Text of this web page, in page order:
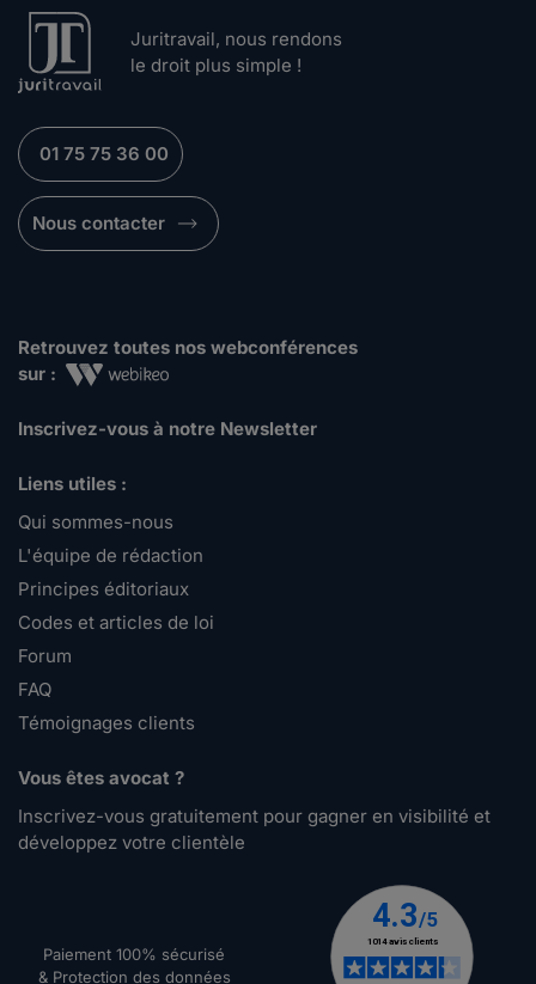
Juritravail, nous rendons
le droit plus simple !
01 75 75 36 00
Nous contacter
Retrouvez toutes nos webconférences
sur :
Inscrivez-vous à notre Newsletter
Liens utiles :
Qui sommes-nous
L'équipe de rédaction
Principes éditoriaux
Codes et articles de loi
Forum
FAQ
Témoignages clients
Vous êtes avocat ?
Inscrivez-vous gratuitement pour gagner en visibilité et
développez votre clientèle
Paiement 100% sécurisé
& Protection des données